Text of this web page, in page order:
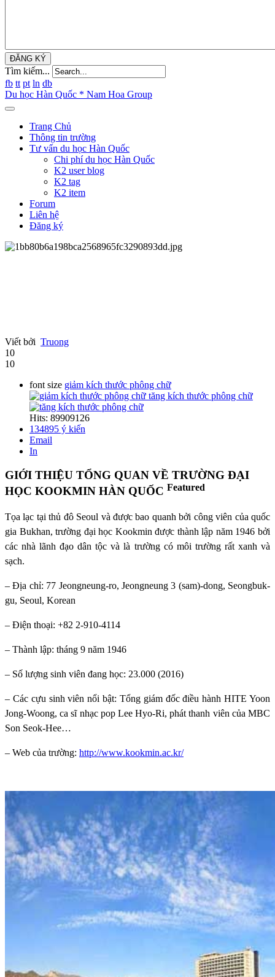
ĐĂNG KÝ
Tìm kiếm...
fb tt pt ln db
Du học Hàn Quốc * Nam Hoa Group
Trang Chủ
Thông tin trường
Tư vấn du học Hàn Quốc
Chi phí du học Hàn Quốc
K2 user blog
K2 tag
K2 item
Forum
Liên hệ
Đăng ký
Viết bởi Truong
10
10
font size giảm kích thước phông chữ
tăng kích thước phông chữ
Hits: 89909126
134895 ý kiến
Email
In
GIỚI THIỆU TỔNG QUAN VỀ TRƯỜNG ĐẠI
HỌC KOOKMIN HÀN QUỐC Featured
Tọa lạc tại thủ đô Seoul và được bao quanh bởi công viên của quốc
gia Bukhan, trường đại học Kookmin được thành lập năm 1946 bởi
các nhà lãnh đạo dân tộc và là trường có môi trường rất xanh và
sạch.
– Địa chỉ: 77 Jeongneung-ro, Jeongneung 3 (sam)-dong, Seongbuk-
gu, Seoul, Korean
– Điện thoại: +82 2-910-4114
– Thành lập: tháng 9 năm 1946
– Số lượng sinh viên đang học: 23.000 (2016)
– Các cựu sinh viên nổi bật: Tổng giám đốc điều hành HITE Yoon
Jong-Woong, ca sĩ nhạc pop Lee Hyo-Ri, phát thanh viên của MBC
Son Seok-Hee…
– Web của trường: http://www.kookmin.ac.kr/